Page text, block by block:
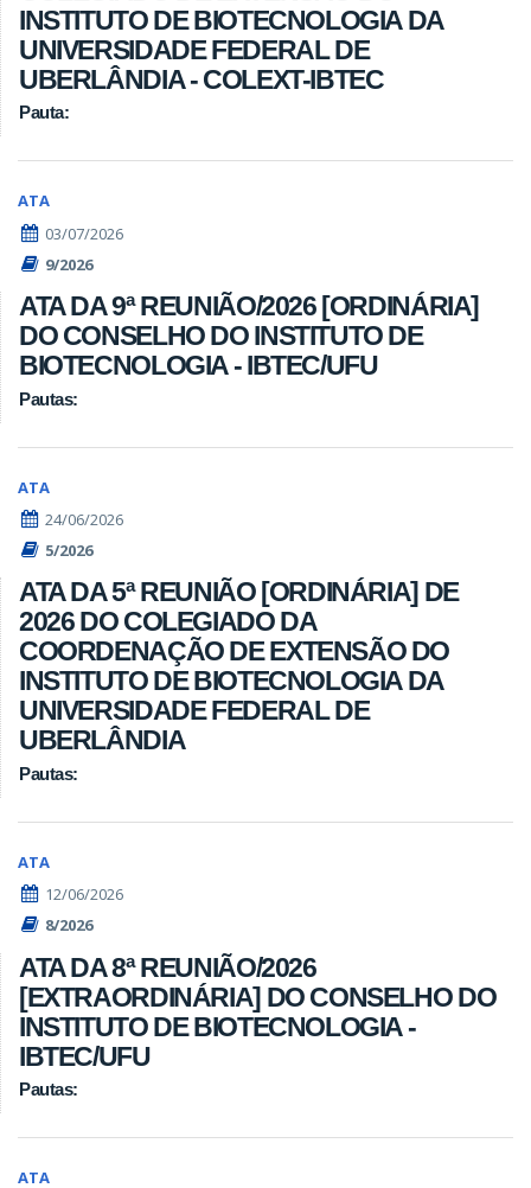
INSTITUTO DE BIOTECNOLOGIA DA
UNIVERSIDADE FEDERAL DE
UBERLÂNDIA - COLEXT-IBTEC
Pauta:
ATA
03/07/2026
9/2026
ATA DA 9ª REUNIÃO/2026 [ORDINÁRIA]
DO CONSELHO DO INSTITUTO DE
BIOTECNOLOGIA - IBTEC/UFU
Pautas:
ATA
24/06/2026
5/2026
ATA DA 5ª REUNIÃO [ORDINÁRIA] DE
2026 DO COLEGIADO DA
COORDENAÇÃO DE EXTENSÃO DO
INSTITUTO DE BIOTECNOLOGIA DA
UNIVERSIDADE FEDERAL DE
UBERLÂNDIA
Pautas:
ATA
12/06/2026
8/2026
ATA DA 8ª REUNIÃO/2026
[EXTRAORDINÁRIA] DO CONSELHO DO
INSTITUTO DE BIOTECNOLOGIA -
IBTEC/UFU
Pautas:
ATA